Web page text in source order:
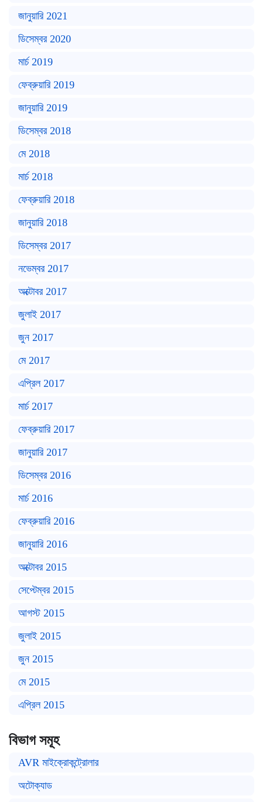
জানুয়ারি 2021
ডিসেম্বর 2020
মার্চ 2019
ফেব্রুয়ারি 2019
জানুয়ারি 2019
ডিসেম্বর 2018
মে 2018
মার্চ 2018
ফেব্রুয়ারি 2018
জানুয়ারি 2018
ডিসেম্বর 2017
নভেম্বর 2017
অক্টোবর 2017
জুলাই 2017
জুন 2017
মে 2017
এপ্রিল 2017
মার্চ 2017
ফেব্রুয়ারি 2017
জানুয়ারি 2017
ডিসেম্বর 2016
মার্চ 2016
ফেব্রুয়ারি 2016
জানুয়ারি 2016
অক্টোবর 2015
সেপ্টেম্বর 2015
আগস্ট 2015
জুলাই 2015
জুন 2015
মে 2015
এপ্রিল 2015
বিভাগ সমূহ
AVR মাইক্রোকন্ট্রোলার
অটোক্যাড